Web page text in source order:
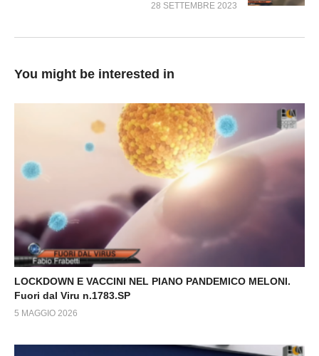
28 SETTEMBRE 2023
You might be interested in
LOCKDOWN E VACCINI NEL PIANO PANDEMICO MELONI.
Fuori dal Viru n.1783.SP
5 MAGGIO 2026